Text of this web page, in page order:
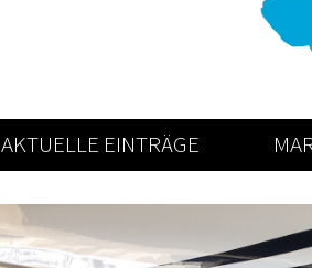
AKTUELLE EINTRÄGE